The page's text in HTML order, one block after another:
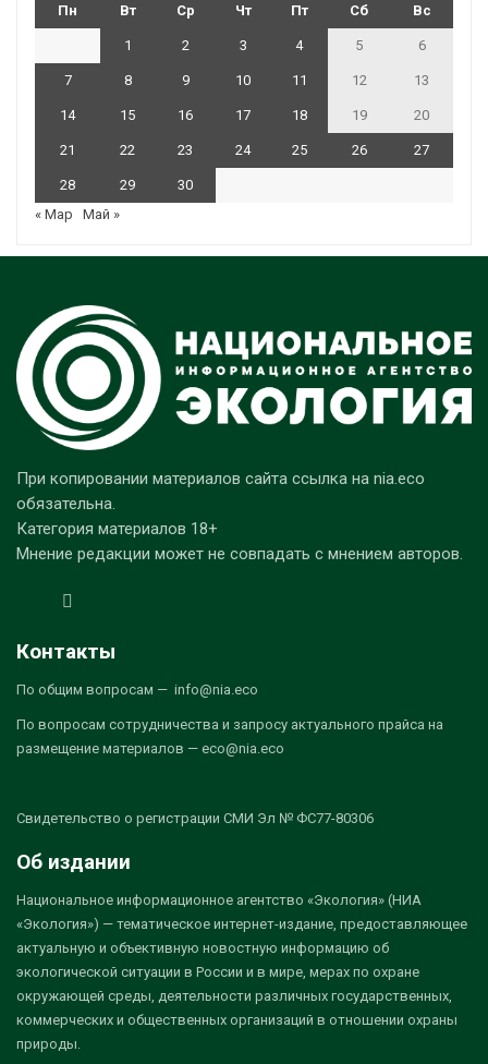
Пн Вт Ср Чт Пт Сб Вс
1 2 3 4 5 6
7 8 9 10 11 12 13
14 15 16 17 18 19 20
21 22 23 24 25 26 27
28 29
30
« Мар
Май »
При копировании материалов сайта ссылка на nia.eco
обязательна.
Категория материалов 18+
Мнение редакции может не совпадать с мнением авторов.
Контакты
По общим вопросам — info@nia.eco
По вопросам сотрудничества и запросу актуального прайса на
размещение материалов — eco@nia.eco
Свидетельство о регистрации СМИ Эл № ФС77-80306
Об издании
Национальное информационное агентство «Экология» (НИА
«Экология») — тематическое интернет-издание, предоставляющее
актуальную и объективную новостную информацию об
экологической ситуации в России и в мире, мерах по охране
окружающей среды, деятельности различных государственных,
коммерческих и общественных организаций в отношении охраны
природы.